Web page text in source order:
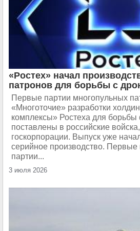
«Ростех» начал
патронов для борьбы с
Первые партии многопульных
«Многоточие» разработки
комплексы» Ростеха для
поставлены в российские
госкорпорации. Выпуск уже
серийное производство.
партии...
3 июля 2026